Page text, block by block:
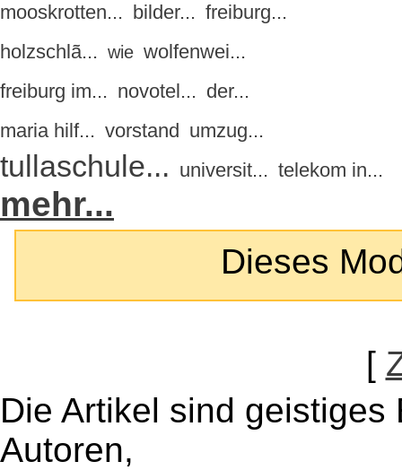
mooskrotten... bilder... freiburg...
holzschlã... wie wolfenwei...
freiburg im... novotel... der...
maria hilf... vorstand umzug...
tullaschule... universit... telekom in...
mehr...
Dieses
[
Die Artikel sind
Autoren,